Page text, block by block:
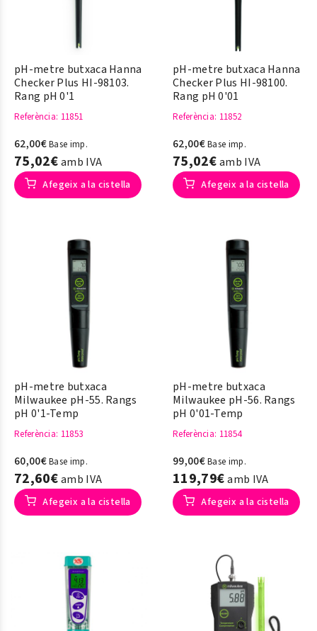
pH-metre butxaca Hanna
Checker Plus HI-98103.
Rang pH 0'1
Referència: 11851
62,00€Base imp.
75,02€amb IVA
Afegeix a la cistella
pH-metre butxaca Hanna
Checker Plus HI-98100.
Rang pH 0'01
Referència: 11852
62,00€Base imp.
75,02€amb IVA
Afegeix a la cistella
pH-metre butxaca
Milwaukee pH-55. Rangs
pH 0'1-Temp
Referència: 11853
60,00€Base imp.
72,60€amb IVA
Afegeix a la cistella
pH-metre butxaca
Milwaukee pH-56. Rangs
pH 0'01-Temp
Referència: 11854
99,00€Base imp.
119,79€amb IVA
Afegeix a la cistella